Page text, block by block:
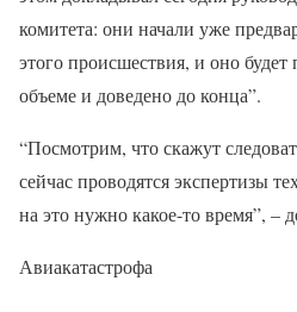
комитета: они начали уже
этого происшествия, и оно
объеме и доведено до конца”.
“Посмотрим, что скажут
сейчас проводятся экспертизы
на это нужно какое-то время”, –
Авиакатастрофа